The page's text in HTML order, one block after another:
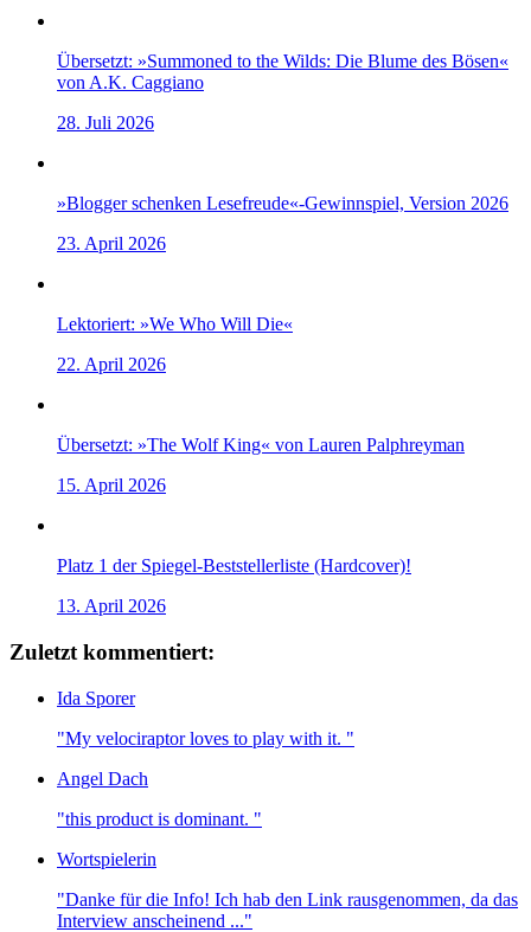
Übersetzt: »Summoned to the Wilds: Die Blume des Bösen«
von A.K. Caggiano
28. Juli 2026
»Blogger schenken Lesefreude«-Gewinnspiel, Version 2026
23. April 2026
Lektoriert: »We Who Will Die«
22. April 2026
Übersetzt: »The Wolf King« von Lauren Palphreyman
15. April 2026
Platz 1 der Spiegel-Beststellerliste (Hardcover)!
13. April 2026
Zuletzt kommentiert:
Ida Sporer
"My velociraptor loves to play with it. "
Angel Dach
"this product is dominant. "
Wortspielerin
"Danke für die Info! Ich hab den Link rausgenommen, da das
Interview anscheinend ..."